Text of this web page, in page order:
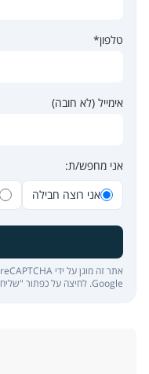
טלפון*
אימייל (לא חובה)
אני מחפש/ת:
אני רוצה חבילה
אתר זה מוגן על ידי reCAPTCHA וחלים
Google. לחיצה על כפתור "שליחה" מהווה הסכמה ל